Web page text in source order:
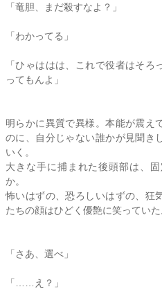
「竜胆、まだ殺すなよ？」
「わかってる」
「ひゃははは、これで役者はそ
ってもんよ」
明らかに異質で異様。本能が震え
のに、自分じゃない誰かが見聞き
いく。
大きな手に捕まれた後頭部は、
か。
怖いはずの、恐ろしいはずの、狂
たちの顔はひどく優艶に笑っていた
「さあ、選べ」
「……え？」